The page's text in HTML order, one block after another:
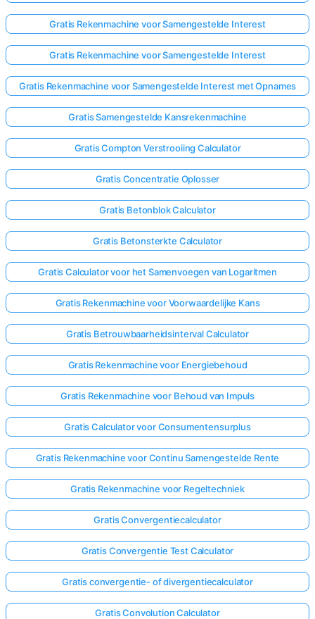
Gratis Rekenmachine voor Samengestelde Interest
Gratis Rekenmachine voor Samengestelde Interest
Gratis Rekenmachine voor Samengestelde Interest met Opnames
Gratis Samengestelde Kansrekenmachine
Gratis Compton Verstrooiing Calculator
Gratis Concentratie Oplosser
Gratis Betonblok Calculator
Gratis Betonsterkte Calculator
Gratis Calculator voor het Samenvoegen van Logaritmen
Gratis Rekenmachine voor Voorwaardelijke Kans
Gratis Betrouwbaarheidsinterval Calculator
Gratis Rekenmachine voor Energiebehoud
Gratis Rekenmachine voor Behoud van Impuls
Gratis Calculator voor Consumentensurplus
Gratis Rekenmachine voor Continu Samengestelde Rente
Gratis Rekenmachine voor Regeltechniek
Gratis Convergentiecalculator
Gratis Convergentie Test Calculator
Gratis convergentie- of divergentiecalculator
Gratis Convolution Calculator